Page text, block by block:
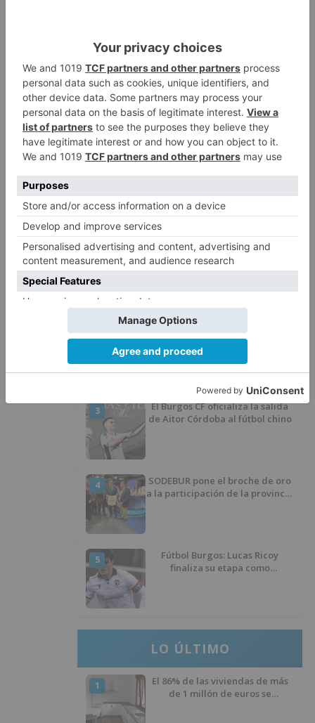
mucho dinero a los burgaleses;abandono en
Baleares de turistas burgaleses o los abortados
vuelos a Alpes, Lourdes o Puentes de la
Constitución de 2013.
LO + VISTO
1
Esperar al autobús en el HUBU es
un peligro bajo el sol
2
Felix Gall ganador de la Vuelta a
Burgos 2026
3
El Burgos CF oficializa la salida
de Aitor Córdoba al fútbol chino
4
SODEBUR pone el broche de oro
a la participación de la provincia
5
Fútbol Burgos: Lucas Ricoy
finaliza su etapa como
LO ÚLTIMO
1
El 86% de las viviendas de más
de 1 millón de euros se